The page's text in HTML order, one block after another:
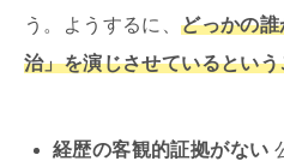
う。ようするに、どっかの
治」を演じさせているとい
経歴の客観的証拠がない